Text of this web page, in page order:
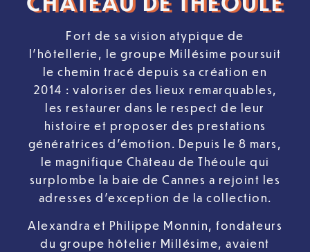
Fort de sa vision atypique de
l’hôtellerie, le groupe Millésime poursuit
le chemin tracé depuis sa création en
2014 : valoriser des lieux remarquables,
les restaurer dans le respect de leur
histoire et proposer des prestations
génératrices d’émotion. Depuis le 8 mars,
le magnifique Château de Théoule qui
surplombe la baie de Cannes a rejoint les
adresses d’exception de la collection.
Alexandra et Philippe Monnin, fondateurs
du groupe hôtelier Millésime, avaient